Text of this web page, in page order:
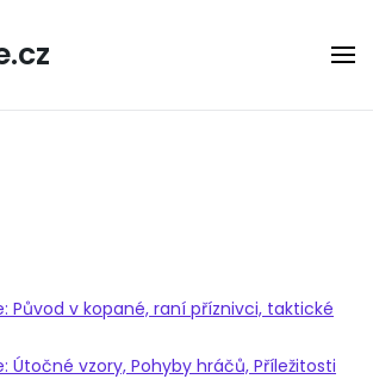
Původ v kopané, raní příznivci, taktické
Útočné vzory, Pohyby hráčů, Příležitosti